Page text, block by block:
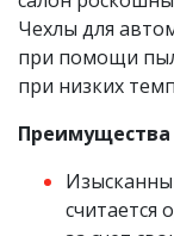
Чехлы для
при помощи
при низких
считается